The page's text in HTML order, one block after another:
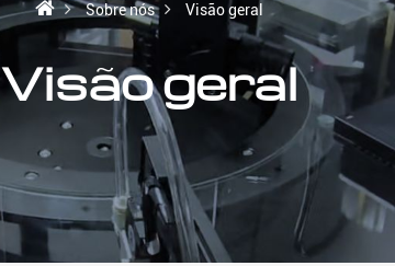
Sobre nós Visão geral
Visão geral